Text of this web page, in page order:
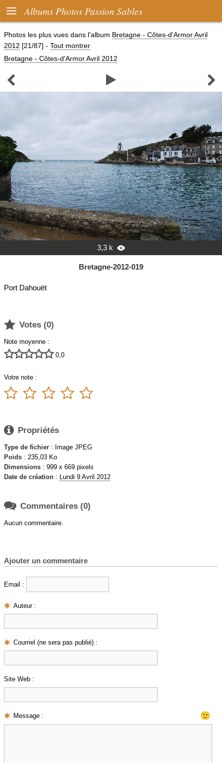
 Albums Photos Passion Sables
Photos les plus vues dans l'album Bretagne - Côtes-d'Armor Avril
2012 [21/87] - Tout montrer
Bretagne - Côtes-d'Armor Avril 2012
  
3,3 k 
Bretagne-2012-019
Port Dahouët
 Votes (0)
Note moyenne :
 0,0
Votre note :
    
 Propriétés
Type de fichier : Image JPEG
Poids : 235,03 Ko
Dimensions : 999 x 669 pixels
Date de création : Lundi 9 Avril 2012
 Commentaires (0)
Aucun commentaire.
Ajouter un commentaire
Email :
Auteur :
Courriel (ne sera pas publié) :
Site Web :
Message : 🙂